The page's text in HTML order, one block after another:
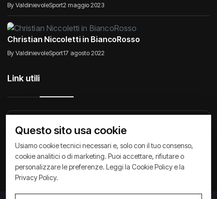
By ValdinievoleSport2 maggio 2023
Christian Niccoletti in BiancoRosso
By ValdinievoleSport17 agosto 2022
Link utili
Raccontiamo di Noi Comunicati
Privacy Policy Cookie Policy Archivio News
Questo sito usa cookie
Usiamo cookie tecnici necessari e, solo con il tuo consenso,
cookie analitici o di marketing. Puoi accettare, rifiutare o
personalizzare le preferenze. Leggi la Cookie Policy e la
Privacy Policy.